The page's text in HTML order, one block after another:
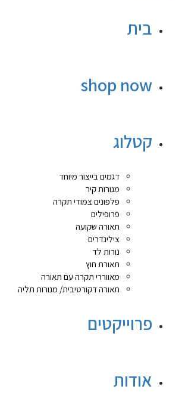
בית
shop now
קטלוג
דגמים בייצור מיוחד
מנורות קיר
פלפונים צמודי תקרה
פרופילים
תאורה שקועה
צילינדרים
נורות לד
תאורת חוץ
מאווררי תקרה עם תאורה
תאורה דקורטיבית/ מנורות תליה
פרוייקטים
אודות